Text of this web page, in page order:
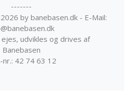
-------
by banebasen.dk - E-Mail:
udvikles og drives af
Banebasen
nr.: 42 74 63 12